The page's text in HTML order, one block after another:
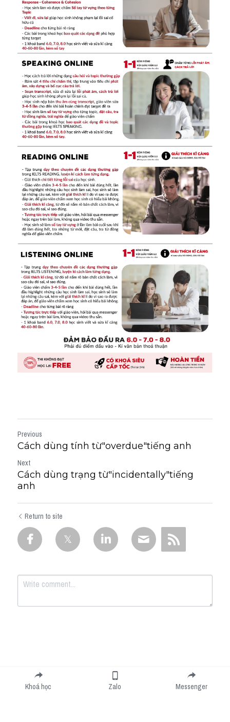
Previous
Cách dùng tính từ"overdue"tiếng anh
Next
Cách dùng trạng từ"incidentally"tiếng
anh
Return to site
Submit
Khoá học Zalo Messenger